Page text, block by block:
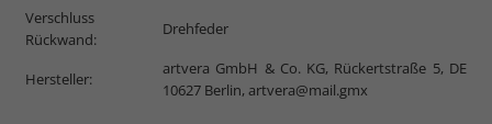
Verschluss
Rückwand:
Drehfeder
Hersteller:
artvera GmbH & Co. KG, Rückertstraße 5, DE
10627 Berlin,artvera@mail.gmx